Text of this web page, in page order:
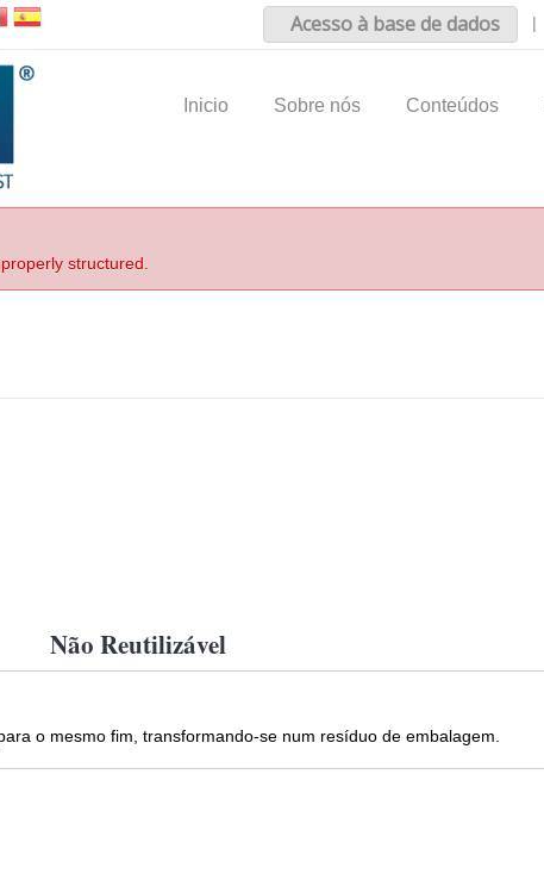
Acesso à base de dados |
Inicio Sobre nós Conteúdos
structured.
Não Reutilizável
o mesmo fim, transformando-se num resíduo de embalagem.